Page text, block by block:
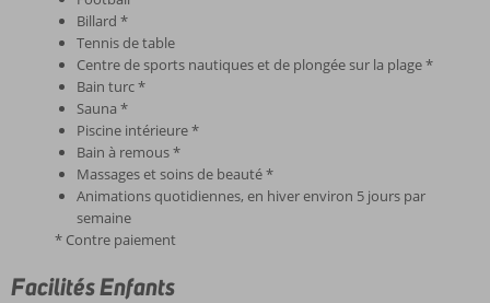
Billard *
Tennis de table
Centre de sports nautiques et de plongée sur la plage *
Bain turc *
Sauna *
Piscine intérieure *
Bain à remous *
Massages et soins de beauté *
Animations quotidiennes, en hiver environ 5 jours par
semaine
* Contre paiement
Facilités Enfants